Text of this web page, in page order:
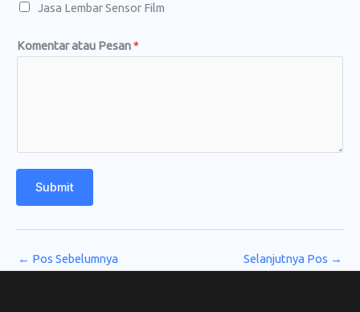
Jasa Lembar Sensor Film
Komentar atau Pesan*
Submit
← Pos Sebelumnya Selanjutnya Pos →